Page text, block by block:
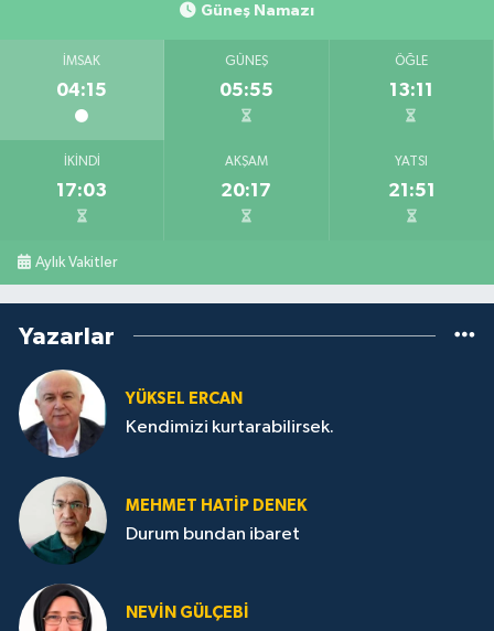
Güneş Namazı
İMSAK
04:15
GÜNEŞ
05:55
ÖĞLE
13:11
İKINDI
17:03
AKŞAM
20:17
YATSI
21:51
Aylık Vakitler
Yazarlar
YÜKSEL ERCAN
Kendimizi kurtarabilirsek.
MEHMET HATİP DENEK
Durum bundan ibaret
NEVİN GÜLÇEBİ